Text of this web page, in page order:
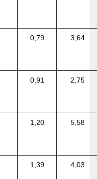
0,79 3,64
0,91 2,75
1,20 5,58
1,39 4,03